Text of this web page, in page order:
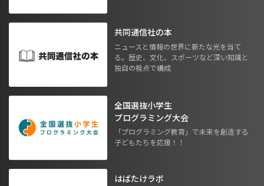
共同通信社の本
ニュースと情報の世界に新たな光を当て
る。歴史、文化、スポーツなど深い知識と
独自の視点で構成
全国選抜小学生
プログラミング大会
「プログラミング教育」で未来を創造する
子どもたちを応援！！
はばたけラボ